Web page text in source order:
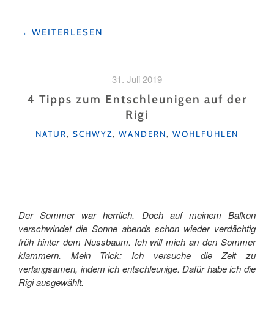
"RAUS
→ WEITERLESEN
31. Juli 2019
4 Tipps zum Entschleunigen auf der
Rigi
KATEGORIEN
NATUR, SCHWYZ, WANDERN, WOHLFÜHLEN
Der Sommer war herrlich. Doch auf meinem Balkon
verschwindet die Sonne abends schon wieder verdächtig
früh hinter dem Nussbaum. Ich will mich an den Sommer
klammern. Mein Trick: Ich versuche die Zeit zu
verlangsamen, indem ich entschleunige. Dafür habe ich die
Rigi ausgewählt.